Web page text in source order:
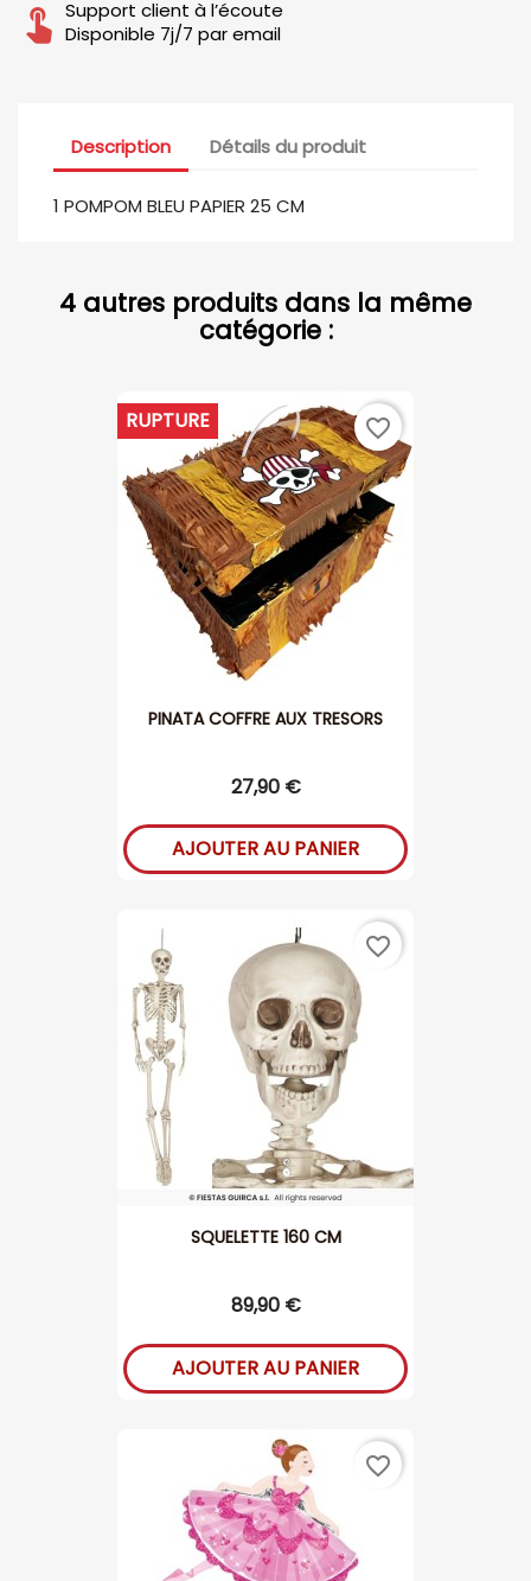
Support client à l’écoute
Disponible 7j/7 par email
Description Détails du produit
1 POMPOM BLEU PAPIER 25 CM
4 autres produits dans la même
catégorie :
PINATA COFFRE AUX TRESORS
27,90 €
RUPTURE
AJOUTER AU PANIER
favorite_border
SQUELETTE 160 CM
89,90 €
AJOUTER AU PANIER
favorite_border
favorite_border